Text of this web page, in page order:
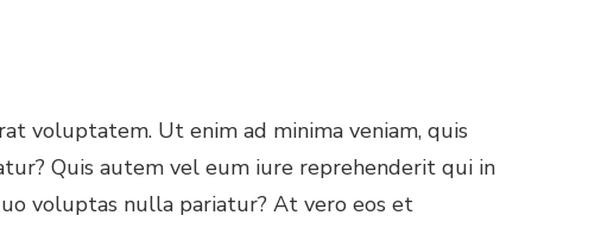
voluptatem. Ut enim ad minima veniam, quis
Quis autem vel eum iure reprehenderit qui in
voluptas nulla pariatur? At vero eos et